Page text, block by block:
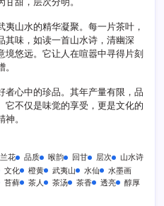
山水的精华凝聚。每一片茶叶，
其味，如读一首山水诗，清幽深
悠远。它让人在喧嚣中寻得片刻
者心中的珍品。其年产量有限，品
它不仅是味觉的享受，更是文化的
。
兰花 品质 喉韵 回甘 层次
山水诗
文化 橙黄 武夷山 水仙
水墨画
苔藓 茶人 茶汤 茶香 透亮
醇厚